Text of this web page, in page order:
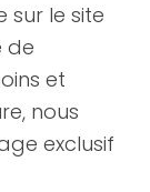
sur le site
de
et
nous
exclusif